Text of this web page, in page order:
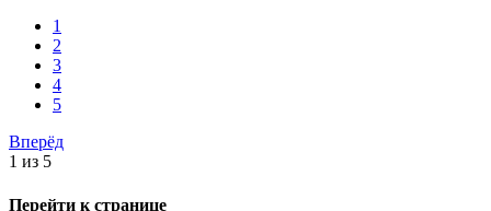
1
2
3
4
5
Вперёд
1 из 5
Перейти к странице